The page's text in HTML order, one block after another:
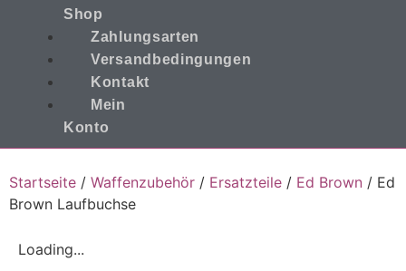
Shop
Zahlungsarten
Versandbedingungen
Kontakt
Mein
Konto
Startseite / Waffenzubehör / Ersatzteile / Ed Brown / Ed
Brown Laufbuchse
Loading...